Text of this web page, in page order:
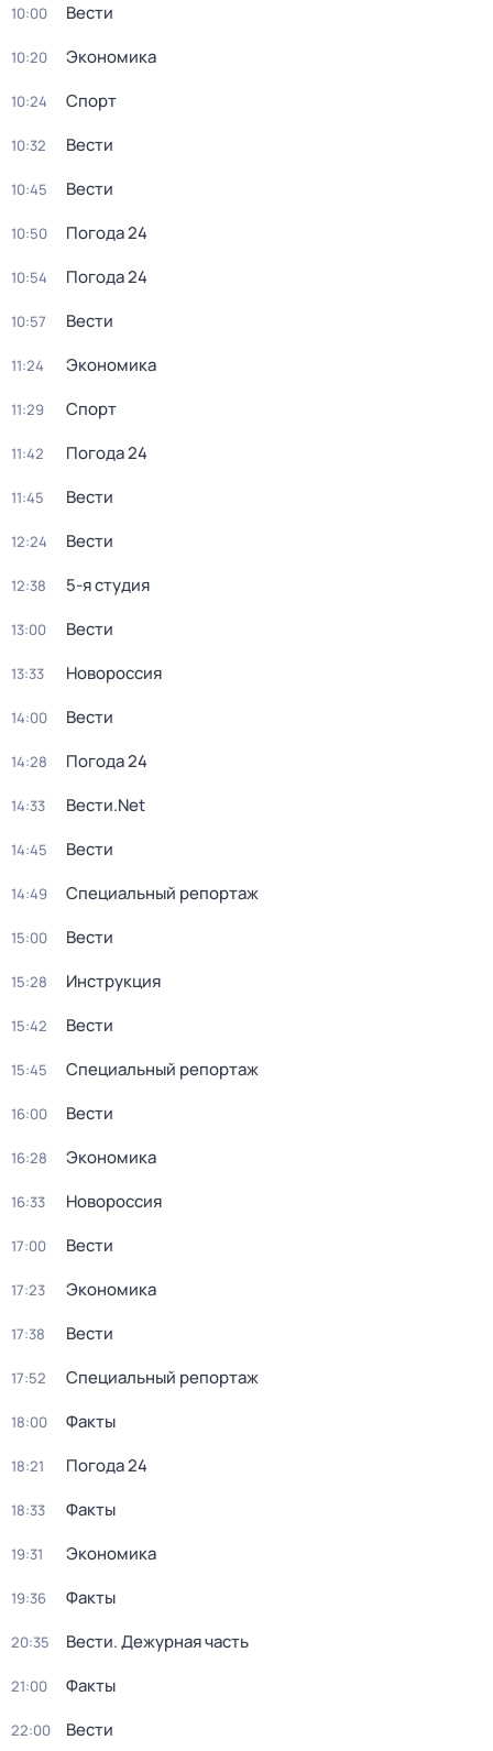
10:00 Вести
10:20 Экономика
10:24 Спорт
10:32 Вести
10:45 Вести
10:50 Погода 24
10:54 Погода 24
10:57 Вести
11:24 Экономика
11:29 Спорт
11:42 Погода 24
11:45 Вести
12:24 Вести
12:38 5-я студия
13:00 Вести
13:33 Новороссия
14:00 Вести
14:28 Погода 24
14:33 Вести.Net
14:45 Вести
14:49 Специальный репортаж
15:00 Вести
15:28 Инструкция
15:42 Вести
15:45 Специальный репортаж
16:00 Вести
16:28 Экономика
16:33 Новороссия
17:00 Вести
17:23 Экономика
17:38 Вести
17:52 Специальный репортаж
18:00 Факты
18:21 Погода 24
18:33 Факты
19:31 Экономика
19:36 Факты
20:35 Вести. Дежурная часть
21:00 Факты
22:00 Вести